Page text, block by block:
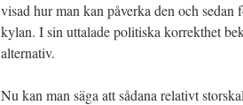
visad hur man kan påverka den och
kylan. I sin uttalade politiska korrekthet
alternativ.
Nu kan man säga att sådana relativt